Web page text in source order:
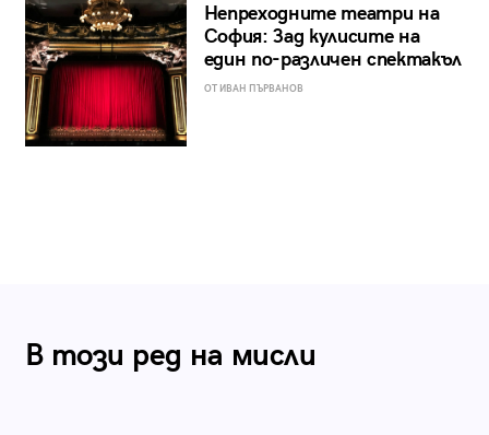
Непреходните театри на
София: Зад кулисите на
един по-различен спектакъл
ОТ ИВАН ПЪРВАНОВ
В този ред на мисли